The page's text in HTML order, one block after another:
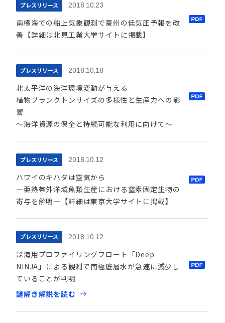
プレスリリース 2018.10.23
南極海での船上気象観測で豪州の低気圧予報を改
善【詳細は北見工業大学サイトに掲載】
プレスリリース 2018.10.18
北太平洋の海洋環境変動が与える
植物プランクトンサイズの多様性と生産力への影
響
～海洋資源の保全と持続可能な利用に向けて～
プレスリリース 2018.10.12
ハワイのキハダは空気から
―亜熱帯外洋域魚類生産における窒素固定生物の
寄与を解明―【詳細は東京大学サイトに掲載】
プレスリリース 2018.10.12
深海用プロファイリングフロート「Deep
NINJA」による観測で南極底層水が急速に減少し
ていることが判明
謎解き解説を読む